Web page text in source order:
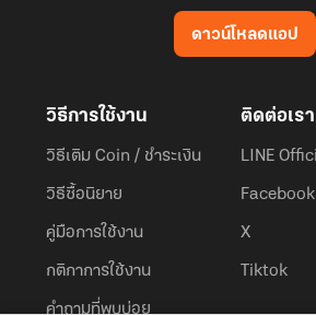
ดาวน์โหลดแอป
วิธีการใช้งาน
วิธีเติม Coin / ชำระเงิน
วิธีซื้อนิยาย
คู่มือการใช้งาน
กติกาการใช้งาน
คำถามที่พบบ่อย
ติดต่อเรา
LINE
Facebook
X
Tiktok